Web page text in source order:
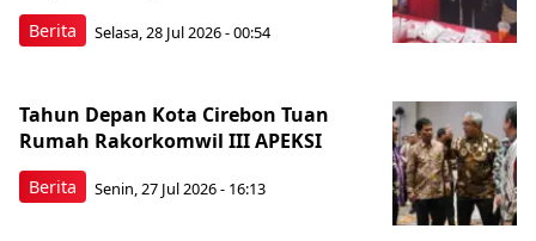
Berita Selasa, 28 Jul 2026 - 00:54
Berita
Tahun Depan Kota Cirebon Tuan
Rumah Rakorkomwil III APEKSI
Senin, 27 Jul 2026 - 16:13